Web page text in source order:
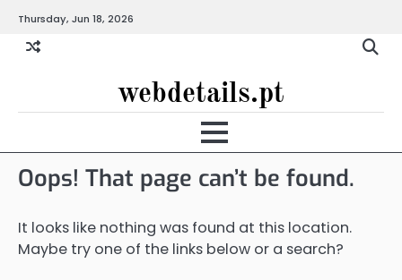
content
Thursday, Jun 18, 2026
webdetails.pt
Oops! That page can’t be found.
It looks like nothing was found at this location.
Maybe try one of the links below or a search?